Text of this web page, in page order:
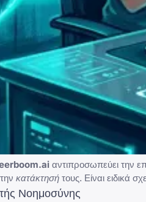
αντιπροσωπεύει την
κατάκτησή τους. Είναι ειδικά
Νοημοσύνης